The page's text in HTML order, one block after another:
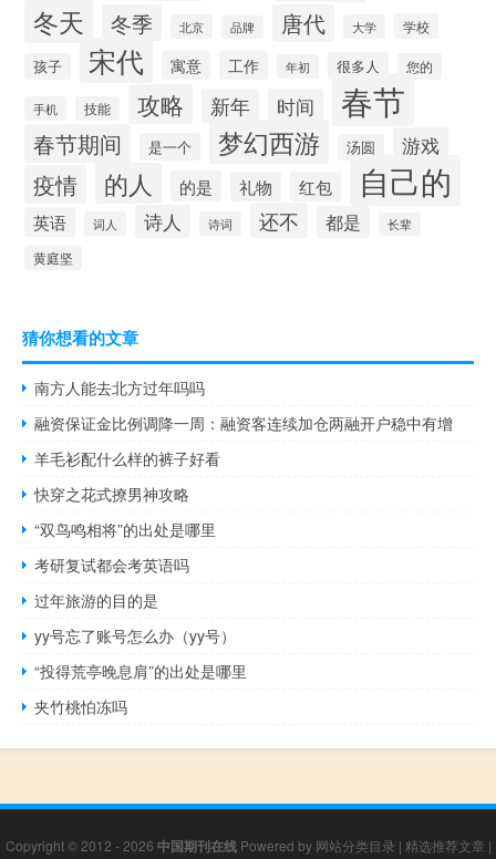
冬天 冬季 北京 品牌 唐代 大学 学校
孩子 宋代 寓意 工作 年初 很多人 您的
手机 技能 攻略 新年 时间 春节
春节期间 是一个 梦幻西游 汤圆 游戏
疫情 的人 的是 礼物 红包 自己的
英语 词人 诗人 诗词 还不 都是 长辈
黄庭坚
猜你想看的文章
南方人能去北方过年吗吗
融资保证金比例调降一周：融资客连续加仓两融开户稳中有增
羊毛衫配什么样的裤子好看
快穿之花式撩男神攻略
“双鸟鸣相将”的出处是哪里
考研复试都会考英语吗
过年旅游的目的是
yy号忘了账号怎么办（yy号）
“投得荒亭晚息肩”的出处是哪里
夹竹桃怕冻吗
Copyright © 2012 - 2026 中国期刊在线Powered by 网站分类目录 | 精选推荐文章 |